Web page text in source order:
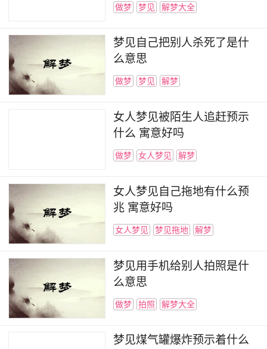
做梦 梦见 解梦大全
梦见自己把别人杀死了是什
么意思
做梦 梦见 解梦
女人梦见被陌生人追赶预示
什么 寓意好吗
做梦 女人梦见 解梦
女人梦见自己拖地有什么预
兆 寓意好吗
女人梦见 梦见拖地 解梦
梦见用手机给别人拍照是什
么意思
做梦 拍照 解梦大全
梦见煤气罐爆炸预示着什么